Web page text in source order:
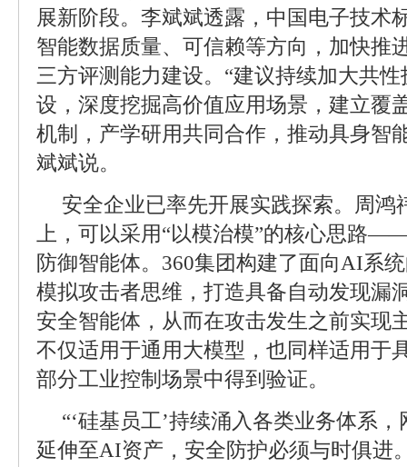
展新阶段。李斌斌透露，中国电子技术
智能数据质量、可信赖等方向，加快推
三方评测能力建设。“建议持续加大共
设，深度挖掘高价值应用场景，建立覆
机制，产学研用共同合作，推动具身智
斌斌说。
安全企业已率先开展实践探索。周鸿
上，可以采用“以模治模”的核心思路
防御智能体。360集团构建了面向AI系
模拟攻击者思维，打造具备自动发现漏
安全智能体，从而在攻击发生之前实现
不仅适用于通用大模型，也同样适用于
部分工业控制场景中得到验证。
“‘硅基员工’持续涌入各类业务体系
延伸至AI资产，安全防护必须与时俱进